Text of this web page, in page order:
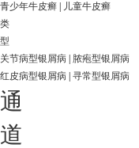
青少年牛皮癣
儿童牛皮癣
类
型
关节病型银屑病
脓疱型银屑病
红皮病型银屑病 寻常型银屑病
通
道